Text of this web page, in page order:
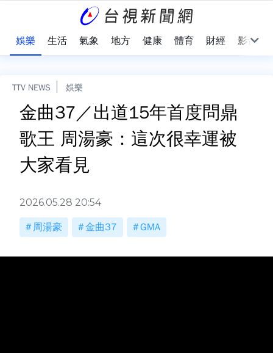
娛樂 生活 氣象 地方 健康 體育 財經 影音
TTV NEWS 娛樂
金曲37／出道15年首度問鼎
歌王 周湯豪：這次很幸運被
大家看見
2026.05.28 20:54
周湯豪 金曲37 GMA